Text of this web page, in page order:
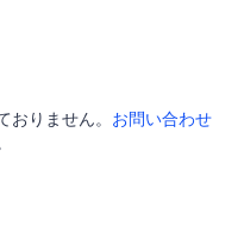
りません。 お問い合わせ